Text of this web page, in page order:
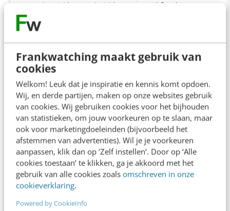
Frankwatching maakt gebruik van
cookies
Welkom! Leuk dat je inspiratie en kennis komt opdoen.
Wij, en derde partijen, maken op onze websites gebruik
van cookies. Wij gebruiken cookies voor het bijhouden
van statistieken, om jouw voorkeuren op te slaan, maar
ook voor marketingdoeleinden (bijvoorbeeld het
afstemmen van advertenties). Wil je je voorkeuren
aanpassen, klik dan op ‘Zelf instellen’. Door op ‘Alle
cookies toestaan’ te klikken, ga je akkoord met het
gebruik van alle cookies zoals omschreven in onze
cookieverklaring.
Powered by CookieInfo
Doe je voordeel met de nadelen van
deze methode
Elke methode heeft zijn voor- en nadelen, deze
ook. Het grootste nadeel biedt je echter ook
twee voordelen